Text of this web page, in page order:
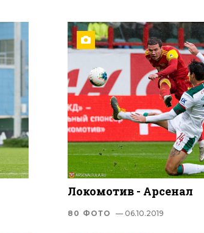
Локомотив - Арсенал
80 ФОТО — 06.10.2019